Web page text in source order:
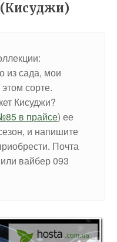
(Кисуджи)
из сада, мои
сорте.
Кисуджи?
в прайсе) ее
и напишите
Почта
вайбер 093